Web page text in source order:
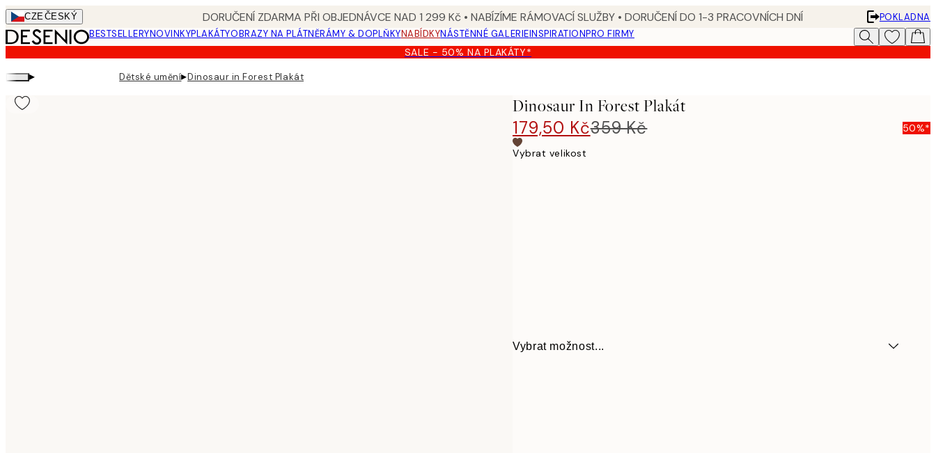
Skip
to
main
content.
CZEČESKÝ DORUČENÍ ZDARMA PŘI OBJEDNÁVCE NAD 1 299 Kč • NABÍZÍME RÁMOVACÍ SLUŽBY • DORUČENÍ DO 1-3 PRACOVNÍCH DNÍ
POKLADNA
BESTSELLERYNOVINKYPLAKÁTYOBRAZY NA PLÁTNĚRÁMY & DOPLŇKYNABÍDKYNÁSTĚNNÉ GALERIEINSPIRATIONPRO FIRMY
SALE - 50% NA PLAKÁTY*
▸ Dětské umění▸Dinosaur in Forest Plakát
Dinosaur In Forest Plakát
179,50 Kč359 Kč 50%*
Vybrat velikost
Vybrat možnost...